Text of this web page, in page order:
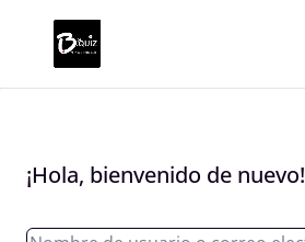
¡Hola, bienvenido de nuevo!